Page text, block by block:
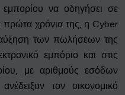
εμπορίου να οδηγήσει σε
χρόνια της, η Cyber
των πωλήσεων της
εμπόριο και στις
με αριθμούς εσόδων
τον οικονομικό